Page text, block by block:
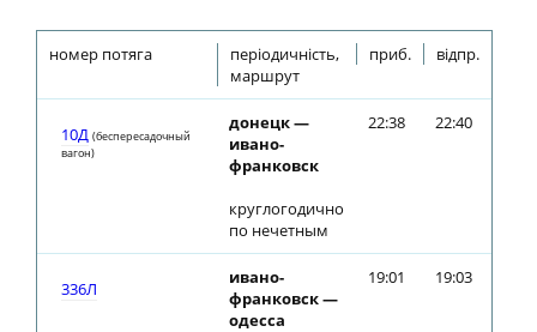
номер потяга
періодичність,
маршрут
приб. відпр.
10Д (беспересадочный
вагон)
донецк —
ивано-
франковск
круглогодично
по нечетным
22:38 22:40
336Л
ивано-
франковск —
одесса
19:01 19:03